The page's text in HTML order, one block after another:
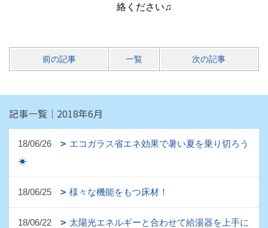
絡ください♫
前の記事 一覧 次の記事
記事一覧｜2018年6月
18/06/26
エコガラス省エネ効果で暑い夏を乗り切ろう
☀
18/06/25 様々な機能をもつ床材！
18/06/22
太陽光エネルギーと合わせて給湯器を上手に